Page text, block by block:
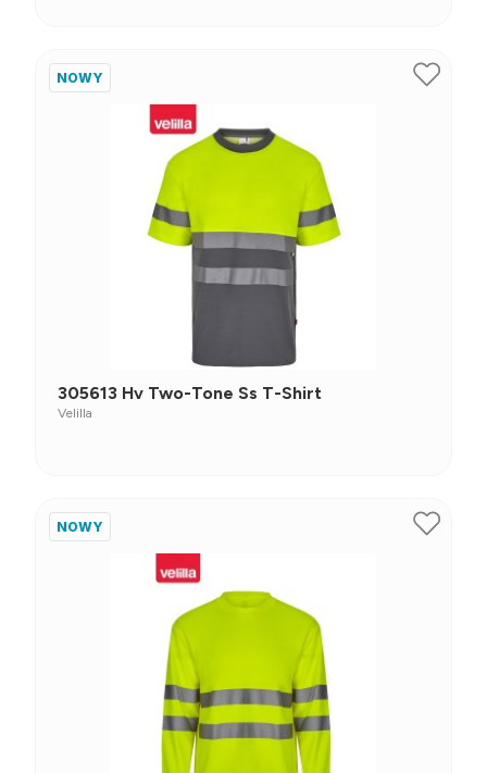
NOWY
305613 Hv Two-Tone Ss T-Shirt
Velilla
NOWY